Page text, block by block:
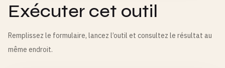
Exécuter cet outil
Remplissez le formulaire, lancez l’outil et consultez le résultat au
même endroit.